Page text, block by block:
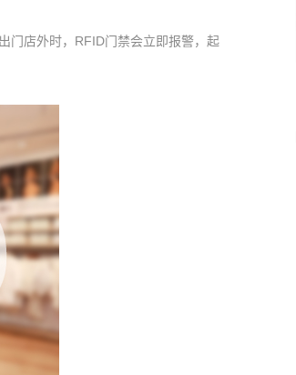
门店外时，RFID门禁会立即报警，起